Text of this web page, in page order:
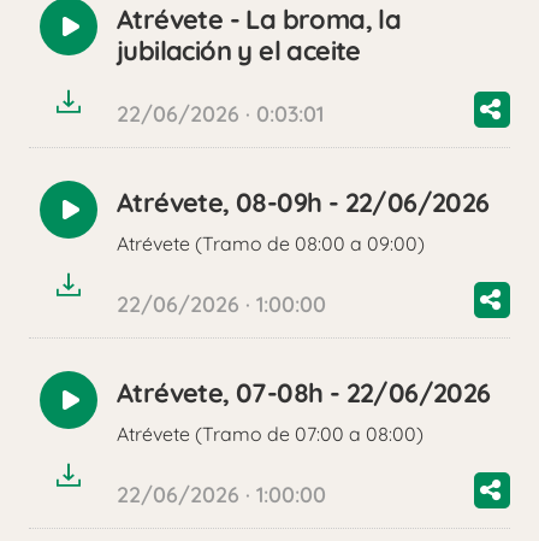
Reproducir
audio
Atrévete - La broma, la
jubilación y el aceite
22/06/2026 · 0:03:01
Reproducir
audio
Atrévete, 08-09h - 22/06/2026
Atrévete (Tramo de 08:00 a 09:00)
22/06/2026 · 1:00:00
Reproducir
audio
Atrévete, 07-08h - 22/06/2026
Atrévete (Tramo de 07:00 a 08:00)
22/06/2026 · 1:00:00